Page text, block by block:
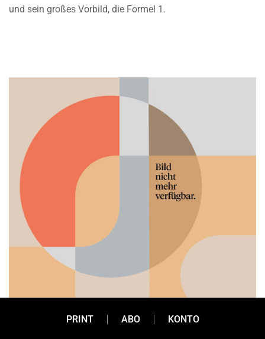
und sein großes Vorbild, die Formel 1.
PRINT ABO KONTO